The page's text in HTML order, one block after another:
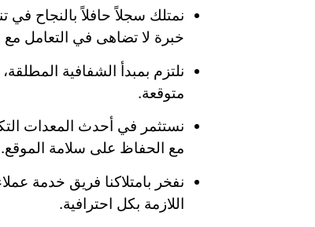
نمتلك سجلاً حافلاً بالنجاح في
خبرة لا تضاهى في التعامل مع
نلتزم بمبدأ الشفافية
متوقعة.
نستثمر في أحدث المعدات
مع الحفاظ على سلامة الموقع.
نفخر بامتلاكنا فريق خدمة
اللازمة بكل احترافية.